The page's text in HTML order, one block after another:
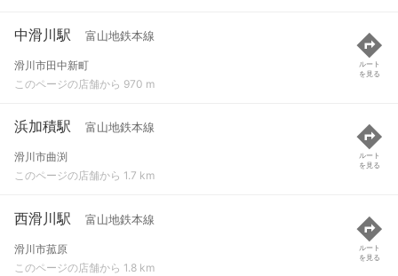
中滑川駅 富山地鉄本線
滑川市田中新町
このページの店舗から 970 m
ルート
を見る
浜加積駅 富山地鉄本線
滑川市曲渕
このページの店舗から 1.7 km
ルート
を見る
西滑川駅 富山地鉄本線
滑川市菰原
このページの店舗から 1.8 km
ルート
を見る